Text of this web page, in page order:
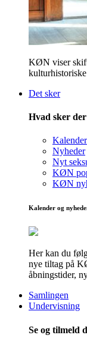
KØN viser
Det sker
Hvad sker
Kalender
Nyheder
Nyt
KØN
KØN
Kalender og
Her kan du
nye tiltag på
åbningstider,
Samlingen
Undervisning
Se og tilmeld